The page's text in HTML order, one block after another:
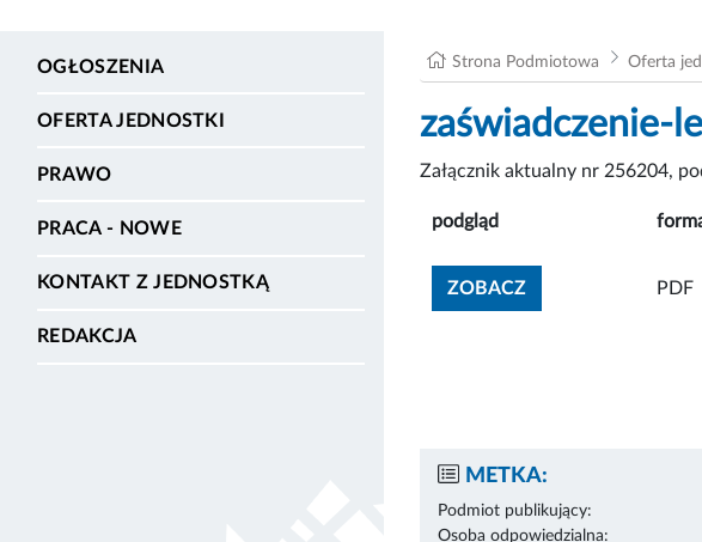
OGŁOSZENIA
OFERTA JEDNOSTKI
PRAWO
PRACA - NOWE
KONTAKT Z JEDNOSTKĄ
REDAKCJA
Strona Podmiotowa Oferta
zaświadczenie-
Załącznik aktualny nr 256204,
podgląd
ZOBACZZOBACZ PDF
METKA:
Podmiot publikujący:
Osoba odpowiedzialna: